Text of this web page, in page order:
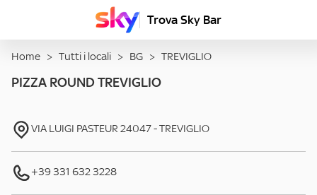
Trova Sky Bar
Home > Tutti i locali > BG > TREVIGLIO
PIZZA ROUND TREVIGLIO
VIA LUIGI PASTEUR 24047-TREVIGLIO
+39 331 632 3228